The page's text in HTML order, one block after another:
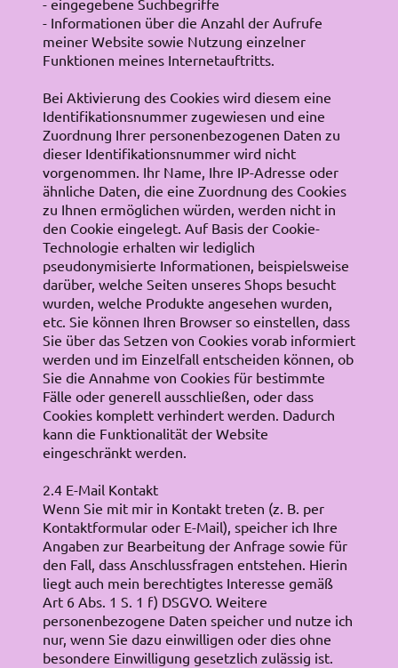
- eingegebene Suchbegriffe
- Informationen über die Anzahl der Aufrufe
meiner Website sowie Nutzung einzelner
Funktionen meines Internetauftritts.
Bei Aktivierung des Cookies wird diesem eine
Identifikationsnummer zugewiesen und eine
Zuordnung Ihrer personenbezogenen Daten zu
dieser Identifikationsnummer wird nicht
vorgenommen. Ihr Name, Ihre IP-Adresse oder
ähnliche Daten, die eine Zuordnung des Cookies
zu Ihnen ermöglichen würden, werden nicht in
den Cookie eingelegt. Auf Basis der Cookie-
Technologie erhalten wir lediglich
pseudonymisierte Informationen, beispielsweise
darüber, welche Seiten unseres Shops besucht
wurden, welche Produkte angesehen wurden,
etc. Sie können Ihren Browser so einstellen, dass
Sie über das Setzen von Cookies vorab informiert
werden und im Einzelfall entscheiden können, ob
Sie die Annahme von Cookies für bestimmte
Fälle oder generell ausschließen, oder dass
Cookies komplett verhindert werden. Dadurch
kann die Funktionalität der Website
eingeschränkt werden.
2.4 E-Mail Kontakt
Wenn Sie mit mir in Kontakt treten (z. B. per
Kontaktformular oder E-Mail), speicher ich Ihre
Angaben zur Bearbeitung der Anfrage sowie für
den Fall, dass Anschlussfragen entstehen. Hierin
liegt auch mein berechtigtes Interesse gemäß
Art 6 Abs. 1 S. 1 f) DSGVO. Weitere
personenbezogene Daten speicher und nutze ich
nur, wenn Sie dazu einwilligen oder dies ohne
besondere Einwilligung gesetzlich zulässig ist.